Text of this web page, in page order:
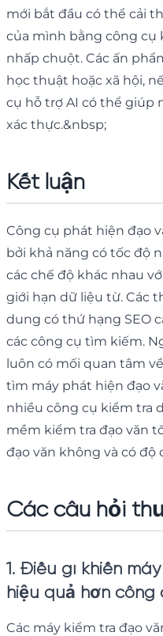
mới bắt đầu có thể cải
của mình bằng công cụ
nhấp chuột. Các ấn
học thuật hoặc xã hội,
cụ hỗ trợ AI có thể giúp
xác thực.&nbsp;
Kết luận
Công cụ phát hiện đạo
bởi khả năng có tốc độ
các chế độ khác nhau
giới hạn dữ liệu từ. Các
dung có thứ hạng SEO
các công cụ tìm kiếm.
luôn có mối quan tâm
tìm máy phát hiện đạo
nhiều công cụ kiểm tra
mềm kiểm tra đạo văn
đạo văn không và có độ
Các câu hỏi
1. Điều gì khiến
hiệu quả hơn công
Các máy kiểm tra đạo